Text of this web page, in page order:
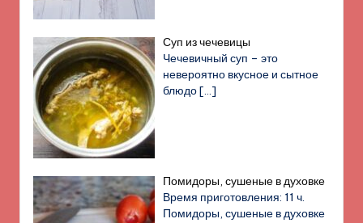
Суп из чечевицы
Чечевичный суп – это
невероятно вкусное и сытное
блюдо[…]
Помидоры, сушеные в духовке
Время приготовления: 11 ч.
Помидоры, сушеные в духовке